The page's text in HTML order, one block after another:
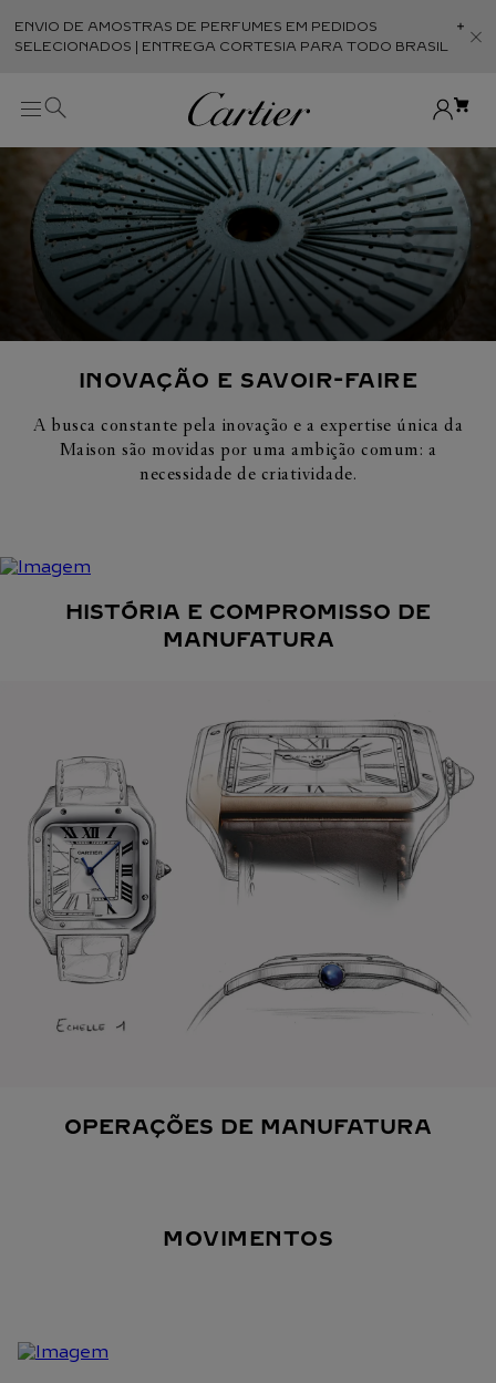
ENVIO DE AMOSTRAS DE PERFUMES EM PEDIDOS
SELECIONADOS | ENTREGA CORTESIA PARA TODO BRASIL
INOVAÇÃO E SAVOIR-FAIRE
A busca constante pela inovação e a expertise única da
Maison são movidas por uma ambição comum: a
necessidade de criatividade.
HISTÓRIA E COMPROMISSO DE
MANUFATURA
OPERAÇÕES DE MANUFATURA
MOVIMENTOS